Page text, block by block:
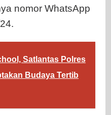
nomor WhatsApp
Satlantas Polres
Budaya Tertib